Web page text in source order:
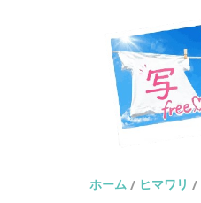
ホーム / ヒマワリ /